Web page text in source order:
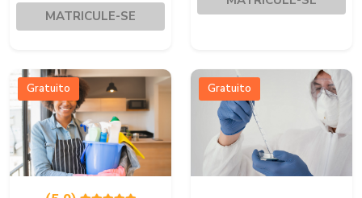
MATRICULE-SE
Gratuito Gratuito